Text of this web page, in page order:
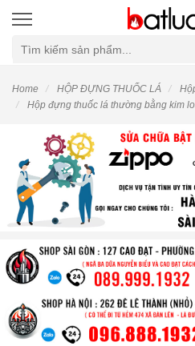
Home HỘP ĐỰNG THUỐC LÁ
Hộp đựng thuốc lá thường bằng kim